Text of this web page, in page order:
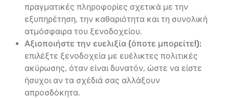
πραγματικές πληροφορίες σχετικά με την
εξυπηρέτηση, την καθαριότητα και τη συνολική
ατμόσφαιρα του ξενοδοχείου.
Αξιοποιήστε την ευελιξία (όποτε μπορείτε!):
επιλέξτε ξενοδοχεία με ευέλικτες πολιτικές
ακύρωσης, όταν είναι δυνατόν, ώστε να είστε
ήσυχοι αν τα σχέδιά σας αλλάξουν
απροσδόκητα.